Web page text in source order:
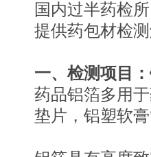
国内过半药检
提供药包材检
一、检测项目
药品铝箔多用
垫片，铝塑软